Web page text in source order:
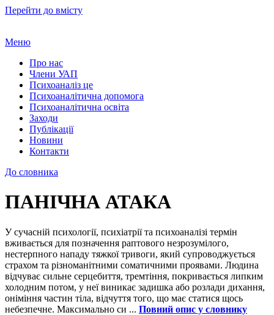
Перейти до вмісту
Меню
Про нас
Члени УАП
Психоаналіз це
Психоаналітична допомога
Психоаналітична освіта
Заходи
Публікації
Новини
Контакти
До словника
ПАНІЧНА АТАКА
У сучасній психології, психіатрії та психоаналізі термін
вживається для позначення раптового незрозумілого,
нестерпного нападу тяжкої тривоги, який супроводжується
страхом та різноманітними соматичними проявами. Людина
відчуває сильне серцебиття, тремтіння, покривається липким
холодним потом, у неї виникає задишка або розлади дихання,
оніміння частин тіла, відчуття того, що має статися щось
небезпечне. Максимально си ... Повний опис у словнику